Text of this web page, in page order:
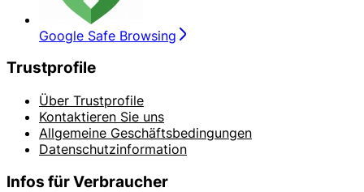
Google Safe Browsing
Trustprofile
Über Trustprofile
Kontaktieren Sie uns
Allgemeine Geschäftsbedingungen
Datenschutzinformation
Infos für Verbraucher